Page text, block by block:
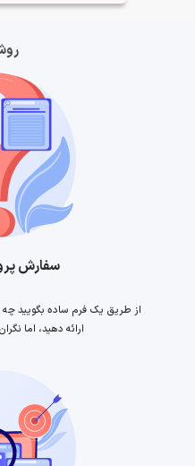
سفارش
از طریق یک فرم ساده بگویید چه
ارائه دهید، اما